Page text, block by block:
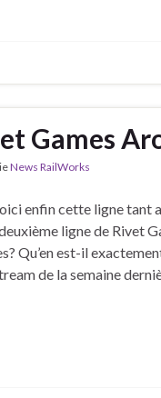
Games
News RailWorks
enfin cette ligne tant
ligne de Rivet
Qu’en est-il
de la semaine